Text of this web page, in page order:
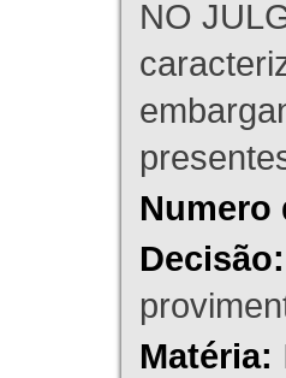
NO
Numero
Decisão:
Matéria: